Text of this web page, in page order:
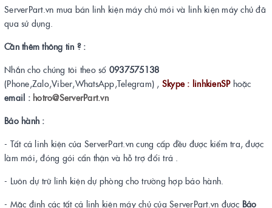
ServerPart.vn mua bán linh kiện máy chủ mới và linh kiện máy chủ đã
qua sử dụng.
Cần thêm thông tin ? :
Nhắn cho chúng tôi theo số 0937575138
(Phone,Zalo,Viber,WhatsApp,Telegram) , Skype : linhkienSPhoặc
email : hotro@ServerPart.vn
Bảo hành :
- Tất cả linh kiện của ServerPart.vn cung cấp đều được kiểm tra, được
làm mới, đóng gói cẩn thận và hỗ trợ đổi trả .
- Luôn dự trữ linh kiện dự phòng cho trường hợp bảo hành.
- Mặc định các tất cả linh kiện máy chủ của ServerPart.vn được Bảo